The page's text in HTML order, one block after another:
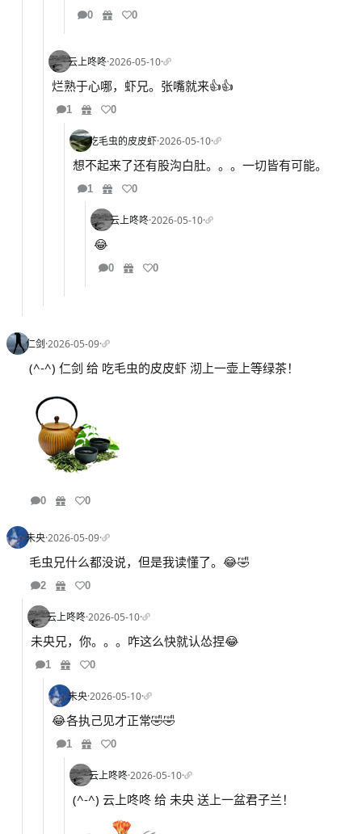
0 0
云上咚咚·2026-05-10·
烂熟于心哪，虾兄。张嘴就来👍👍
1 0
吃毛虫的皮皮虾·2026-05-10·
想不起来了还有股沟白肚。。。一切皆有可能。
1 0
云上咚咚·2026-05-10·
😂
0 0
仁剑·2026-05-09·
(^-^) 仁剑 给 吃毛虫的皮皮虾 沏上一壶上等绿茶！
0 0
未央·2026-05-09·
毛虫兄什么都没说，但是我读懂了。😂🤣
2 0
云上咚咚·2026-05-10·
未央兄，你。。。咋这么快就认怂捏😂
1 0
未央·2026-05-10·
😂各执己见才正常🤣🤣
1 0
云上咚咚·2026-05-10·
(^-^) 云上咚咚 给 未央 送上一盆君子兰！